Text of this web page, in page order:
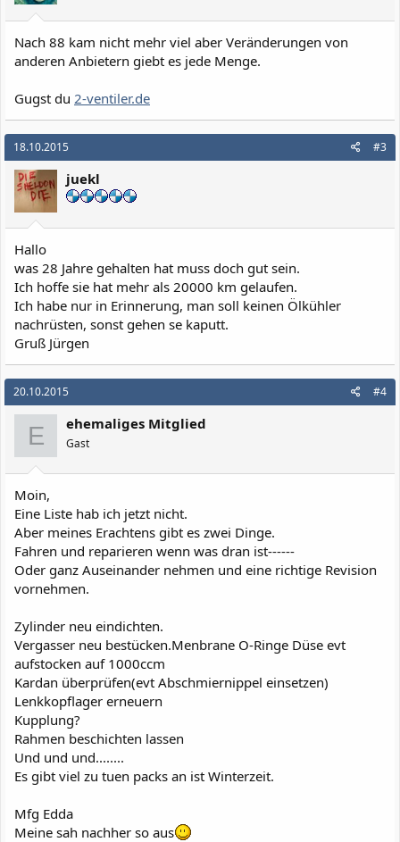
Nach 88 kam nicht mehr viel aber Veränderungen von
anderen Anbietern giebt es jede Menge.
Gugst du 2-ventiler.de
18.10.2015 #3
juekl
Hallo
was 28 Jahre gehalten hat muss doch gut sein.
Ich hoffe sie hat mehr als 20000 km gelaufen.
Ich habe nur in Erinnerung, man soll keinen Ölkühler
nachrüsten, sonst gehen se kaputt.
Gruß Jürgen
20.10.2015 #4
E ehemaliges Mitglied
Gast
Moin,
Eine Liste hab ich jetzt nicht.
Aber meines Erachtens gibt es zwei Dinge.
Fahren und reparieren wenn was dran ist------
Oder ganz Auseinander nehmen und eine richtige Revision
vornehmen.
Zylinder neu eindichten.
Vergasser neu bestücken.Menbrane O-Ringe Düse evt
aufstocken auf 1000ccm
Kardan überprüfen(evt Abschmiernippel einsetzen)
Lenkkopflager erneuern
Kupplung?
Rahmen beschichten lassen
Und und und........
Es gibt viel zu tuen packs an ist Winterzeit.
Mfg Edda
Meine sah nachher so aus